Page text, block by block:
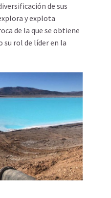
de sus
y explota
de la que se obtiene
rol de líder en la